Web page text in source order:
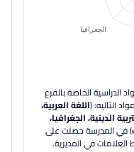
الدراسية الخاصة بالفرع
التاليه: (اللغة العربية،
الدينية، الجغرافيا،
) في المدرسة حصلت على
في المديرية.